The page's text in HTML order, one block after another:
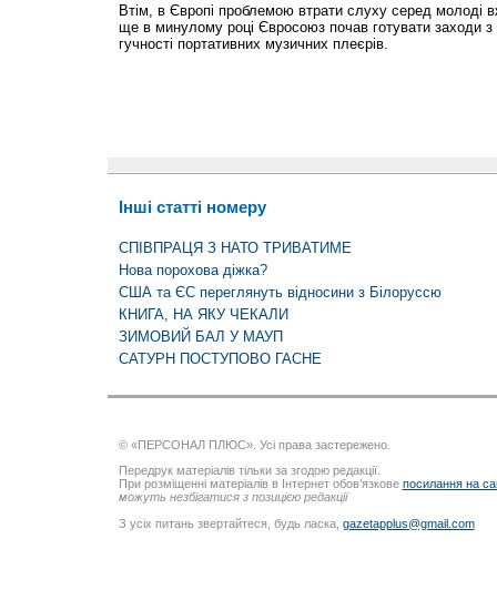
Втім, в Європі проблемою втрати слуху серед молоді
ще в минулому році Євросоюз почав готувати заходи
гучності портативних музичних плеєрів.
Інші статті номеру
СПІВПРАЦЯ З НАТО ТРИВАТИМЕ
Нова порохова діжка?
США та ЄС переглянуть відносини з Білоруссю
КНИГА, НА ЯКУ ЧЕКАЛИ
ЗИМОВИЙ БАЛ У МАУП
САТУРН ПОСТУПОВО ГАСНЕ
© «ПЕРСОНАЛ ПЛЮС». Усі права застережено.
Передрук матеріалів тільки за згодою редакції.
При розміщенні матеріалів в Інтернет обов’язкове посилання на
можуть незбігатися з позицією редакції
З усіх питань звертайтеся, будь ласка, gazetapplus@gmail.com